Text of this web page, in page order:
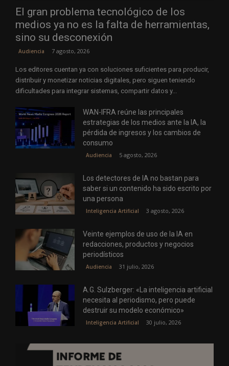
El gran problema tecnológico de los
medios ya no es la falta de herramientas,
sino su desconexión
Audiencia 7 agosto, 2026
Los editores cuentan ya con soluciones suficientes para producir,
distribuir y monetizar noticias digitales, pero siguen teniendo
dificultades para integrar sistemas, compartir datos y...
WAN-IFRA reúne las principales
estrategias de los medios ante la IA, la
pérdida de ingresos y los cambios de
consumo
Audiencia 5 agosto, 2026
Los detectores de IA no bastan para
saber si un contenido ha sido escrito por
una persona
Inteligencia Artificial 3 agosto, 2026
Veinte ejemplos de uso de la IA en
redacciones, productos y negocios
periodísticos
Audiencia 31 julio, 2026
A.G. Sulzberger: «La inteligencia artificial
necesita al periodismo, pero puede
destruir su modelo económico»
Inteligencia Artificial 30 julio, 2026